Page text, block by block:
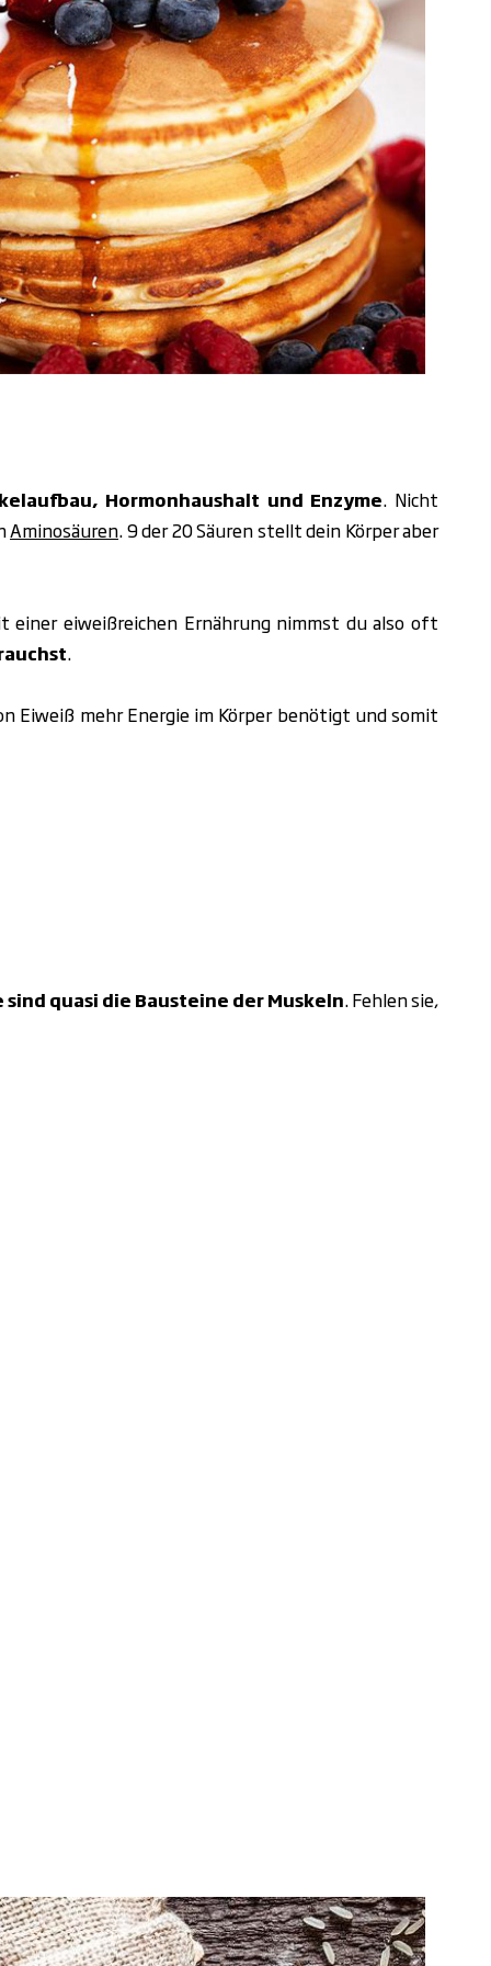
Hormonhaushalt und Enzyme. Nicht
Aminosäuren. 9 der 20 Säuren stellt dein Körper aber
eiweißreichen Ernährung nimmst du also oft
.
Eiweiß mehr Energie im Körper benötigt und somit
quasi die Bausteine der Muskeln. Fehlen sie,